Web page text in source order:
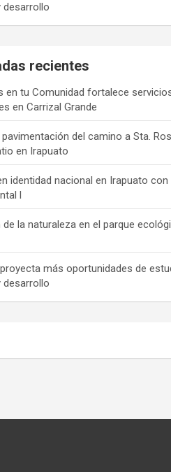
desarrollo
recientes
en tu Comunidad fortalece
en Carrizal Grande
pavimentación del camino a Sta.
en Irapuato
identidad nacional en Irapuato
l
de la naturaleza en el parque
más oportunidades de
desarrollo